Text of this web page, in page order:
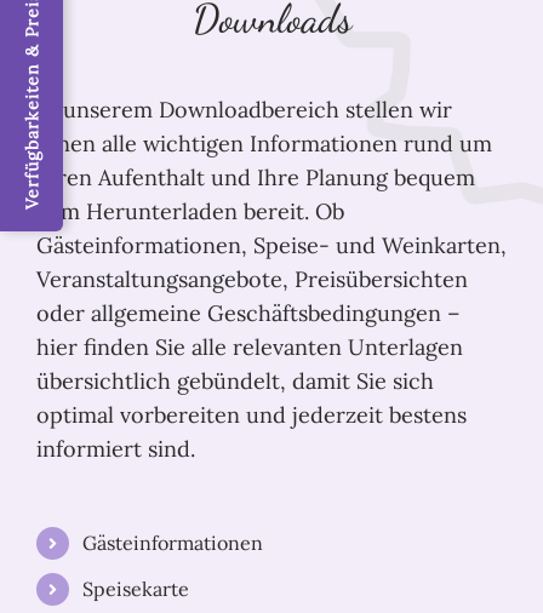
Downloads
In unserem Downloadbereich stellen wir
Ihnen alle wichtigen Informationen rund um
Ihren Aufenthalt und Ihre Planung bequem
zum Herunterladen bereit. Ob
Gästeinformationen, Speise- und Weinkarten,
Veranstaltungsangebote, Preisübersichten
oder allgemeine Geschäftsbedingungen –
hier finden Sie alle relevanten Unterlagen
übersichtlich gebündelt, damit Sie sich
optimal vorbereiten und jederzeit bestens
informiert sind.
Gästeinformationen
Speisekarte